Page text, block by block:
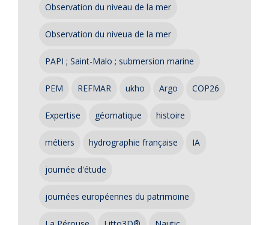
Observation du niveau de la mer
Observation du niveua de la mer
PAPI ; Saint-Malo ; submersion marine
PEM REFMAR ukho Argo COP26
Expertise géomatique histoire
métiers hydrographie française IA
journée d'étude
journées européennes du patrimoine